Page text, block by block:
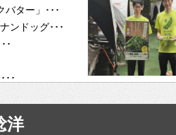
バター」･･･
ンドッグ･･･
･
･･
話し･･･
洋